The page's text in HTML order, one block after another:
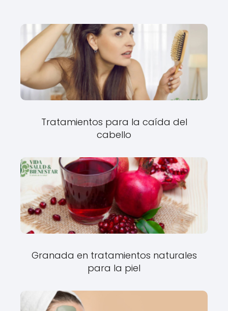
Tratamientos para la caída del
cabello
Granada en tratamientos naturales
para la piel